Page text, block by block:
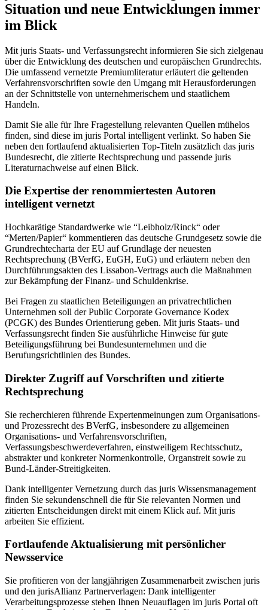
Situation und neue Entwicklungen immer
im Blick
Mit juris Staats- und Verfassungsrecht informieren Sie sich zielgenau
über die Entwicklung des deutschen und europäischen Grundrechts.
Die umfassend vernetzte Premiumliteratur erläutert die geltenden
Verfahrensvorschriften sowie den Umgang mit Herausforderungen
an der Schnittstelle von unternehmerischem und staatlichem
Handeln.
Damit Sie alle für Ihre Fragestellung relevanten Quellen mühelos
finden, sind diese im juris Portal intelligent verlinkt. So haben Sie
neben den fortlaufend aktualisierten Top-Titeln zusätzlich das juris
Bundesrecht, die zitierte Rechtsprechung und passende juris
Literaturnachweise auf einen Blick.
Die Expertise der renommiertesten Autoren
intelligent vernetzt
Hochkarätige Standardwerke wie “Leibholz/Rinck“ oder
“Merten/Papier“ kommentieren das deutsche Grundgesetz sowie die
Grundrechtecharta der EU auf Grundlage der neuesten
Rechtsprechung (BVerfG, EuGH, EuG) und erläutern neben den
Durchführungsakten des Lissabon-Vertrags auch die Maßnahmen
zur Bekämpfung der Finanz- und Schuldenkrise.
Bei Fragen zu staatlichen Beteiligungen an privatrechtlichen
Unternehmen soll der Public Corporate Governance Kodex
(PCGK) des Bundes Orientierung geben. Mit juris Staats- und
Verfassungsrecht finden Sie ausführliche Hinweise für gute
Beteiligungsführung bei Bundesunternehmen und die
Berufungsrichtlinien des Bundes.
Direkter Zugriff auf Vorschriften und zitierte
Rechtsprechung
Sie recherchieren führende Expertenmeinungen zum Organisations-
und Prozessrecht des BVerfG, insbesondere zu allgemeinen
Organisations- und Verfahrensvorschriften,
Verfassungsbeschwerdeverfahren, einstweiligem Rechtsschutz,
abstrakter und konkreter Normenkontrolle, Organstreit sowie zu
Bund-Länder-Streitigkeiten.
Dank intelligenter Vernetzung durch das juris Wissensmanagement
finden Sie sekundenschnell die für Sie relevanten Normen und
zitierten Entscheidungen direkt mit einem Klick auf. Mit juris
arbeiten Sie effizient.
Fortlaufende Aktualisierung mit persönlicher
Newsservice
Sie profitieren von der langjährigen Zusammenarbeit zwischen juris
und den jurisAllianz Partnerverlagen: Dank intelligenter
Verarbeitungsprozesse stehen Ihnen Neuauflagen im juris Portal oft